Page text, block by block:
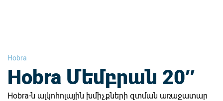
Hobra
Hobra Մեմբրան 20″
Hobra-ն ալկոհոլային խմիչքների զտման առաջատար